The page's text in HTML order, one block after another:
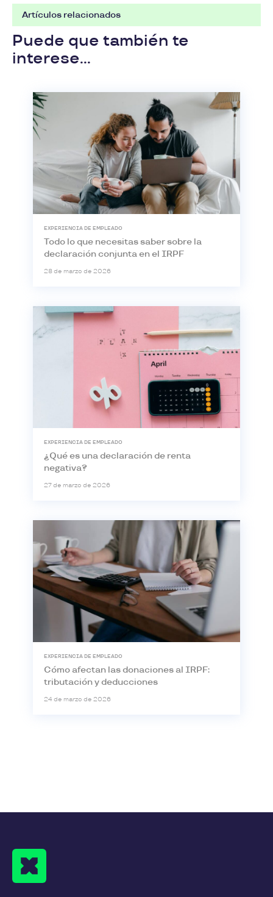
Artículos relacionados
Puede que también te
interese...
EXPERIENCIA DE EMPLEADO
Todo lo que necesitas saber sobre la
declaración conjunta en el IRPF
28 de marzo de 2026
EXPERIENCIA DE EMPLEADO
¿Qué es una declaración de renta
negativa?
27 de marzo de 2026
EXPERIENCIA DE EMPLEADO
Cómo afectan las donaciones al IRPF:
tributación y deducciones
24 de marzo de 2026